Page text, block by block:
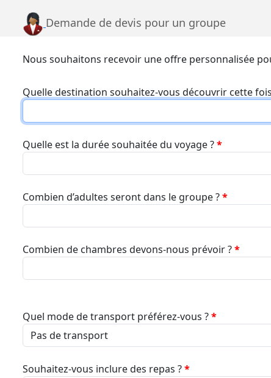
Demande de devis pour un groupe
Nous souhaitons recevoir une offre personnalisée
Quelle destination souhaitez-vous découvrir cette
Quelle est la durée souhaitée du voyage ?*
Combien d’adultes seront dans le groupe ?*
Combien de chambres devons-nous prévoir ?*
Quel mode de transport préférez-vous ?*
Souhaitez-vous inclure des repas ?*